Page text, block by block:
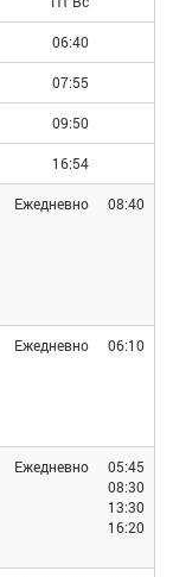
06:40
07:55
09:50
16:54
Ежедневно 08:40
Ежедневно 06:10
Ежедневно
05:45
08:30
13:30
16:20